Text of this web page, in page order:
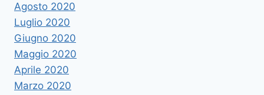
Agosto 2020
Luglio 2020
Giugno 2020
Maggio 2020
Aprile 2020
Marzo 2020